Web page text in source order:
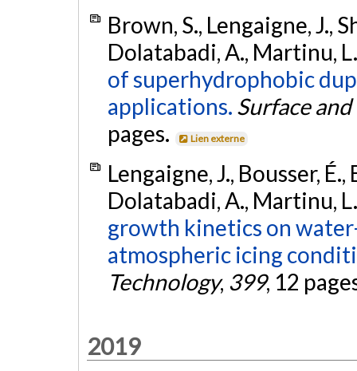
Brown, S., Lengaigne, J.,
Dolatabadi, A., Martinu,
of superhydrophobic
applications. Surface
pages.
Lien externe
Lengaigne, J., Bousser,
Dolatabadi, A., Martinu,
growth kinetics on
atmospheric icing
Technology, 399, 12
2019